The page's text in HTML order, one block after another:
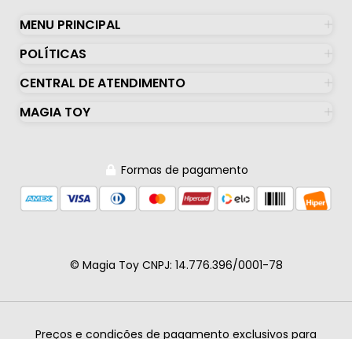
MENU PRINCIPAL
POLÍTICAS
CENTRAL DE ATENDIMENTO
MAGIA TOY
Formas de pagamento
© Magia Toy CNPJ: 14.776.396/0001-78
Preços e condições de pagamento exclusivos para